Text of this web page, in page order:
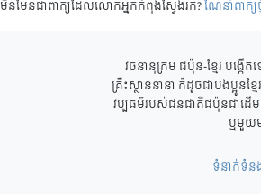
មិនមែនជាពាក្យដែលលោកអ្នកកំពុងស្វែងរក?ណែនាំពាក្យ
វចនានុក្រម ជប៉ុន-ខ្មែរ បង្ក
គ្រឹះស្ថាននានា ក៏ដូចជាបងប្អូនខ្
វប្បធម៌របស់ជនជាតិជប៉ុនជាដើ
ឬមួយ
ទំនាក់ទំន